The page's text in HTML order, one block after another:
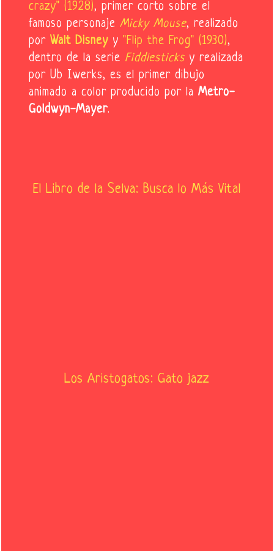
crazy" (1928), primer corto sobre el
famoso personajeMicky Mouse, realizado
porWalt Disney y"Flip the Frog" (1930),
dentro de la serie Fiddlesticks y realizada
por Ub Iwerks, es el primer dibujo
animado a color producido por laMetro-
Goldwyn-Mayer.
El Libro de la Selva: Busca lo Más Vital
Los Aristogatos: Gato jazz